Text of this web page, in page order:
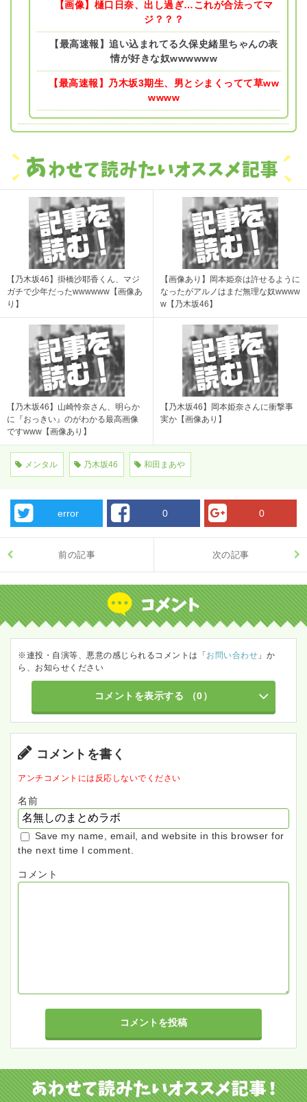
【画像】樋口日奈、出し過ぎ…これが合法ってマ
ジ？？？
【最高速報】追い込まれてる久保史緒里ちゃんの表
情が好きな奴wwwwww
【最高速報】乃木坂3期生、男とシまくってて草ww
wwww
【乃木坂46】掛橋沙耶香くん、マジ
ガチで少年だったwwwwww【画像あ
り】
【画像あり】岡本姫奈は許せるように
なったがアルノはまだ無理な奴wwww
w【乃木坂46】
【乃木坂46】山崎怜奈さん、明らか
に『おっきい』のがわかる最高画像
ですwww【画像あり】
【乃木坂46】岡本姫奈さんに衝撃事
実か【画像あり】
メンタル 乃木坂46 和田まあや
error 0 0
前の記事 次の記事
※連投・自演等、悪意の感じられるコメントは「お問い合わせ 」か
ら、お知らせください
コメントを表示する （0）
コメントを書く
アンチコメントには反応しないでください
名前
Save my name, email, and website in this browser for
the next time I comment.
コメント